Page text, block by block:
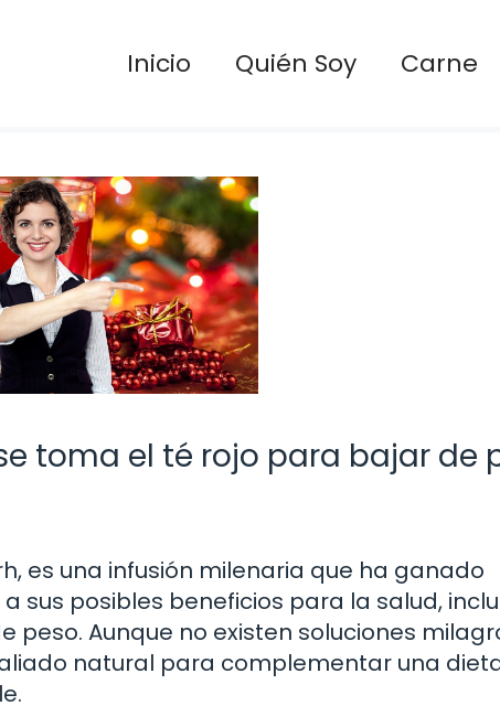
Inicio Quién Soy Carne
toma el té rojo para bajar de
es una infusión milenaria que ha ganado
sus posibles beneficios para la salud,
Aunque no existen soluciones
natural para complementar una